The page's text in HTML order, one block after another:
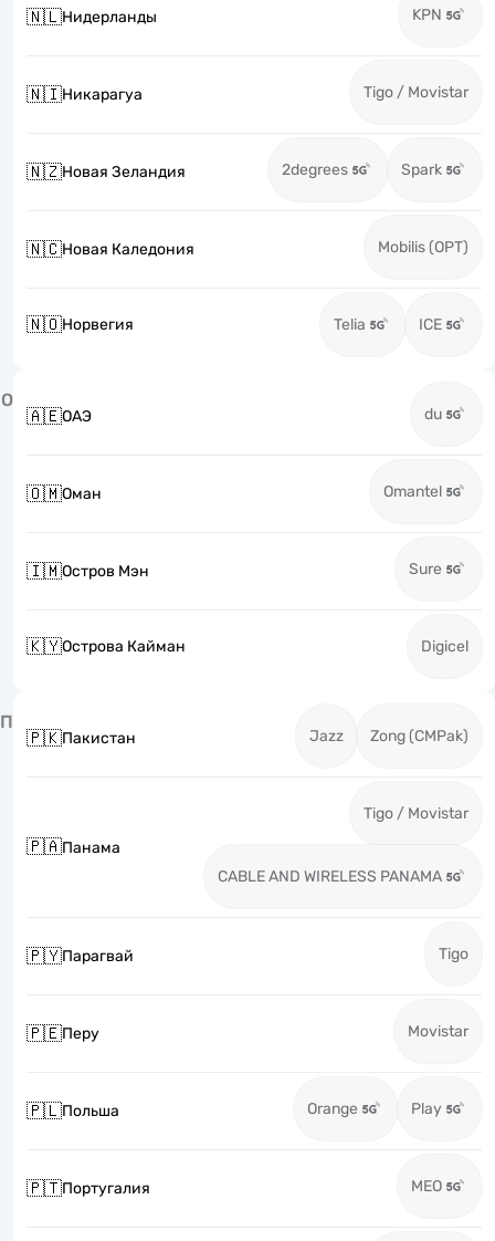
🇳🇱Нидерланды KPN
🇳🇮Никарагуа Tigo / Movistar
🇳🇿Новая Зеландия 2degrees Spark
🇳🇨Новая Каледония Mobilis (OPT)
🇳🇴Норвегия Telia ICE
О
🇦🇪ОАЭ du
🇴🇲Оман Omantel
🇮🇲Остров Мэн Sure
🇰🇾Острова Кайман Digicel
П
🇵🇰Пакистан Jazz Zong (CMPak)
🇵🇦Панама
Tigo / Movistar
CABLE AND WIRELESS PANAMA
🇵🇾Парагвай Tigo
🇵🇪Перу Movistar
🇵🇱Польша Orange Play
🇵🇹Португалия MEO